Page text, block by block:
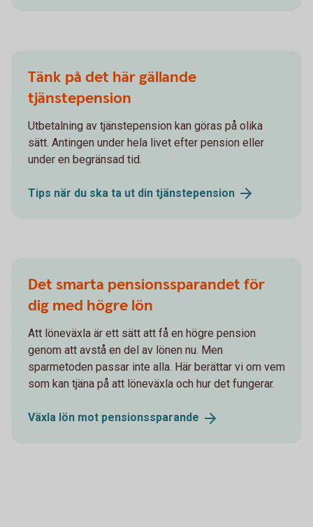
Tänk på det här gällande
tjänstepension
Utbetalning av tjänstepension kan göras på olika
sätt. Antingen under hela livet efter pension eller
under en begränsad tid.
Tips när du ska ta ut din tjänstepension
Det smarta pensionssparandet för
dig med högre lön
Att löneväxla är ett sätt att få en högre pension
genom att avstå en del av lönen nu. Men
sparmetoden passar inte alla. Här berättar vi om vem
som kan tjäna på att löneväxla och hur det fungerar.
Växla lön mot pensionssparande